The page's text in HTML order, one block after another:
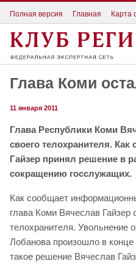
Полная версия Главная Карта
Глава Коми
11 января 2011
Глава Республики Коми
своего телохранителя.
Гайзер принял решение в
сокращению госслужащих.
Как сообщает
глава Коми Вячеслав Гайзер
телохранителя. Увольнение
Лобанова произошло в
такое решение Вячеслав